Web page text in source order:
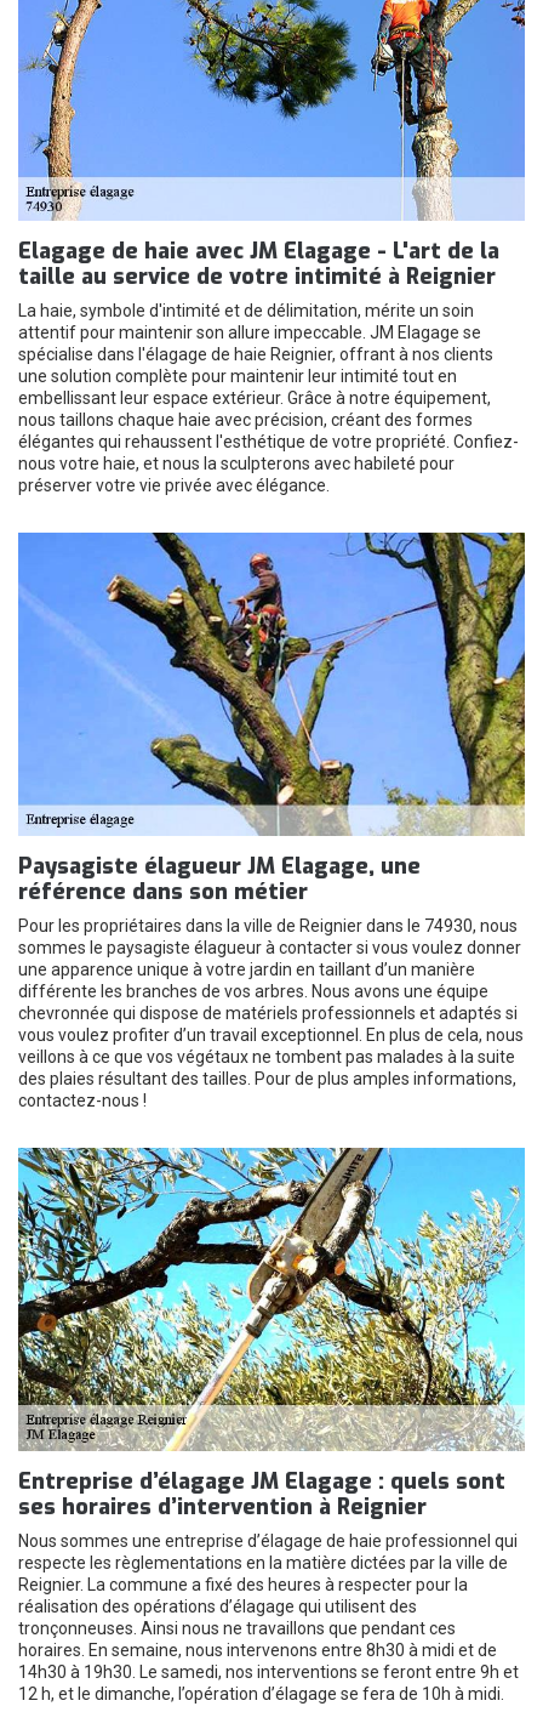
Elagage de haie avec JM Elagage - L'art de la
taille au service de votre intimité à Reignier
La haie, symbole d'intimité et de délimitation, mérite un soin
attentif pour maintenir son allure impeccable. JM Elagage se
spécialise dans l'élagage de haie Reignier, offrant à nos clients
une solution complète pour maintenir leur intimité tout en
embellissant leur espace extérieur. Grâce à notre équipement,
nous taillons chaque haie avec précision, créant des formes
élégantes qui rehaussent l'esthétique de votre propriété. Confiez-
nous votre haie, et nous la sculpterons avec habileté pour
préserver votre vie privée avec élégance.
Paysagiste élagueur JM Elagage, une
référence dans son métier
Pour les propriétaires dans la ville de Reignier dans le 74930, nous
sommes le paysagiste élagueur à contacter si vous voulez donner
une apparence unique à votre jardin en taillant d’un manière
différente les branches de vos arbres. Nous avons une équipe
chevronnée qui dispose de matériels professionnels et adaptés si
vous voulez profiter d’un travail exceptionnel. En plus de cela, nous
veillons à ce que vos végétaux ne tombent pas malades à la suite
des plaies résultant des tailles. Pour de plus amples informations,
contactez-nous !
Entreprise d’élagage JM Elagage : quels sont
ses horaires d’intervention à Reignier
Nous sommes une entreprise d’élagage de haie professionnel qui
respecte les règlementations en la matière dictées par la ville de
Reignier. La commune a fixé des heures à respecter pour la
réalisation des opérations d’élagage qui utilisent des
tronçonneuses. Ainsi nous ne travaillons que pendant ces
horaires. En semaine, nous intervenons entre 8h30 à midi et de
14h30 à 19h30. Le samedi, nos interventions se feront entre 9h et
12 h, et le dimanche, l’opération d’élagage se fera de 10h à midi.